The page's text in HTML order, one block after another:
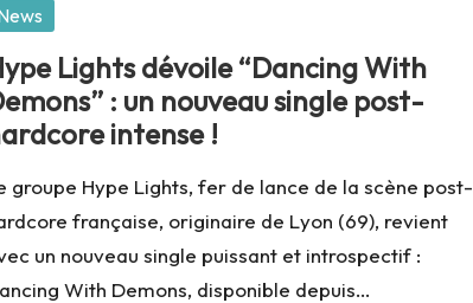
Lights dévoile “Dancing With
: un nouveau single post-
intense !
groupe Hype Lights, fer de lance de la scène post-
française, originaire de Lyon (69), revient
un nouveau single puissant et introspectif :
With Demons, disponible depuis…